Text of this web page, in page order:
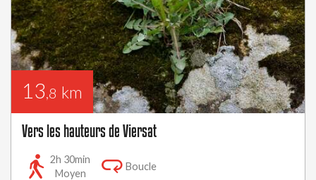
13,8 km
Vers les hauteurs de Viersat
2h 30min
Moyen
Boucle